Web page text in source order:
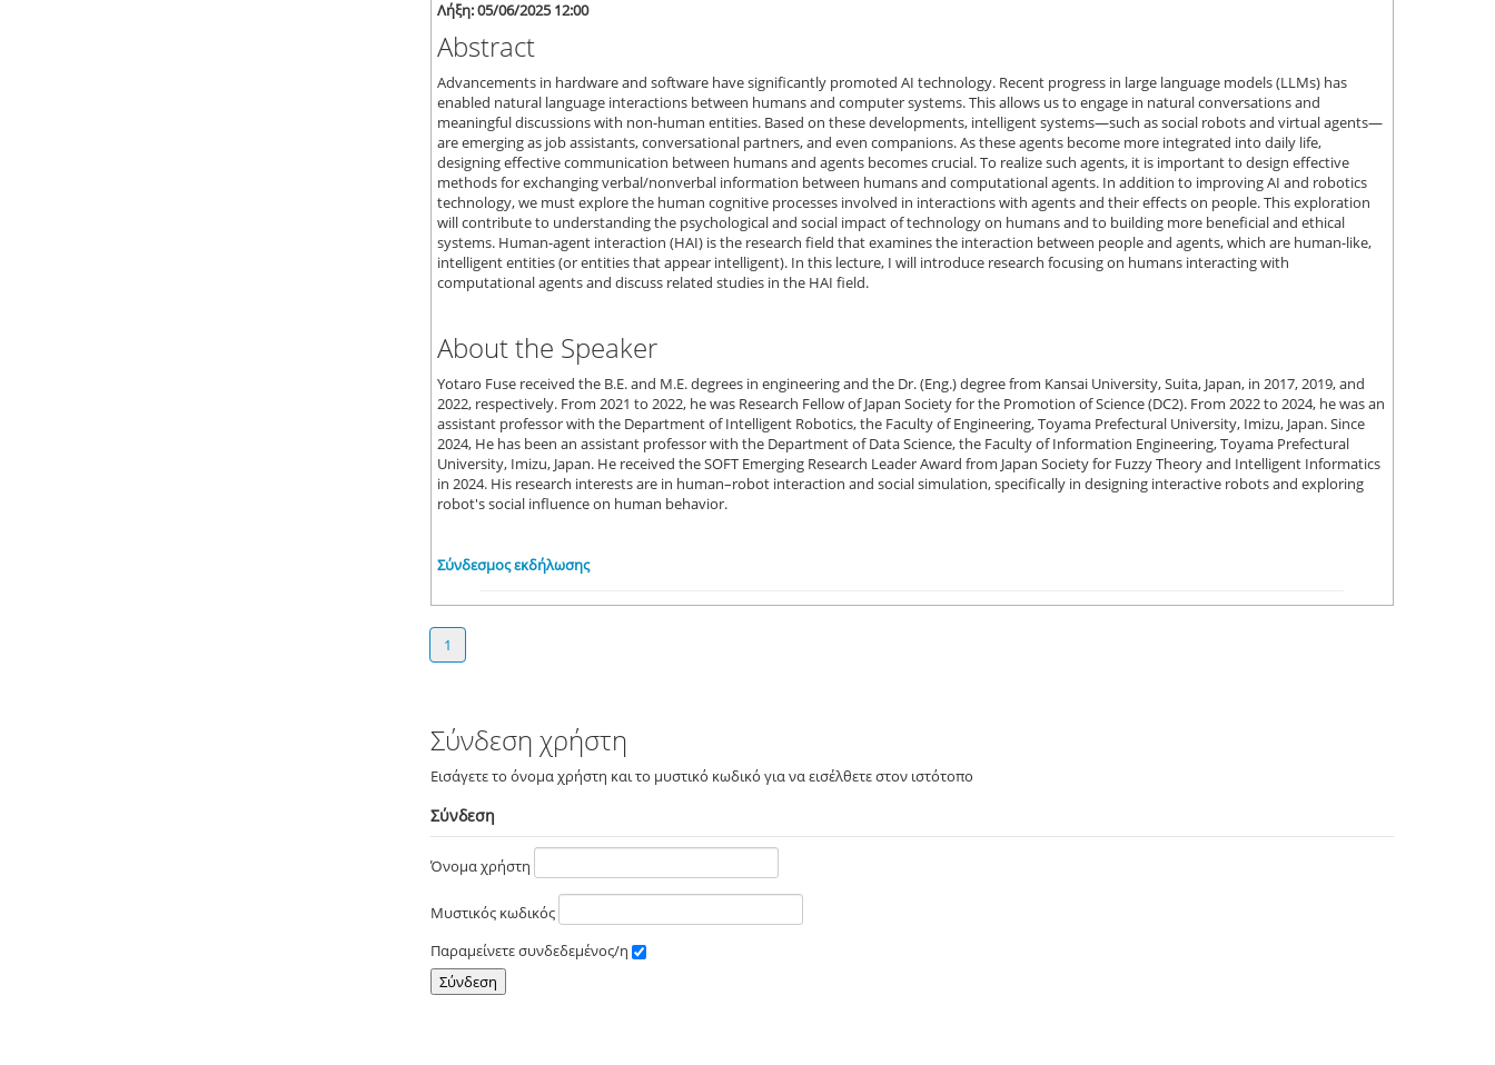
Λήξη: 05/06/2025 12:00
Abstract
Advancements in hardware and software have significantly promoted AI technology. Recent progress in large language models (LLMs) has
enabled natural language interactions between humans and computer systems. This allows us to engage in natural conversations and
meaningful discussions with non-human entities. Based on these developments, intelligent systems—such as social robots and virtual agents—
are emerging as job assistants, conversational partners, and even companions. As these agents become more integrated into daily life,
designing effective communication between humans and agents becomes crucial. To realize such agents, it is important to design effective
methods for exchanging verbal/nonverbal information between humans and computational agents. In addition to improving AI and robotics
technology, we must explore the human cognitive processes involved in interactions with agents and their effects on people. This exploration
will contribute to understanding the psychological and social impact of technology on humans and to building more beneficial and ethical
systems. Human-agent interaction (HAI) is the research field that examines the interaction between people and agents, which are human-like,
intelligent entities (or entities that appear intelligent). In this lecture, I will introduce research focusing on humans interacting with
computational agents and discuss related studies in the HAI field.
About the Speaker
Yotaro Fuse received the B.E. and M.E. degrees in engineering and the Dr. (Eng.) degree from Kansai University, Suita, Japan, in 2017, 2019, and
2022, respectively. From 2021 to 2022, he was Research Fellow of Japan Society for the Promotion of Science (DC2). From 2022 to 2024, he was an
assistant professor with the Department of Intelligent Robotics, the Faculty of Engineering, Toyama Prefectural University, Imizu, Japan. Since
2024, He has been an assistant professor with the Department of Data Science, the Faculty of Information Engineering, Toyama Prefectural
University, Imizu, Japan. He received the SOFT Emerging Research Leader Award from Japan Society for Fuzzy Theory and Intelligent Informatics
in 2024. His research interests are in human–robot interaction and social simulation, specifically in designing interactive robots and exploring
robot's social influence on human behavior.
Σύνδεσμος εκδήλωσης
1
Σύνδεση χρήστη
Εισάγετε το όνομα χρήστη και το μυστικό κωδικό για να εισέλθετε στον ιστότοπο
Σύνδεση
Όνομα χρήστη
Μυστικός κωδικός
Παραμείνετε συνδεδεμένος/η